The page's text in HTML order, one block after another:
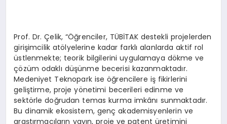
Prof. Dr. Çelik, “Öğrenciler, TÜBİTAK destekli projelerden
girişimcilik atölyelerine kadar farklı alanlarda aktif rol
üstlenmekte; teorik bilgilerini uygulamaya dökme ve
çözüm odaklı düşünme becerisi kazanmaktadır.
Medeniyet Teknopark ise öğrencilere iş fikirlerini
geliştirme, proje yönetimi becerileri edinme ve
sektörle doğrudan temas kurma imkânı sunmaktadır.
Bu dinamik ekosistem, genç akademisyenlerin ve
araştırmacıların yayın, proje ve patent üretimini